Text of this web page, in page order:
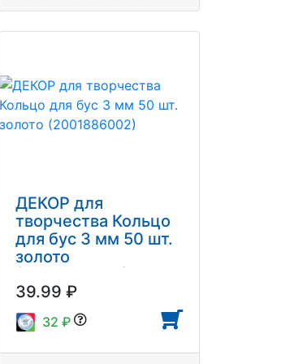
ДЕКОР для
творчества Кольцо
для бус 3 мм 50 шт.
золото
39.99 ₽
32 ₽